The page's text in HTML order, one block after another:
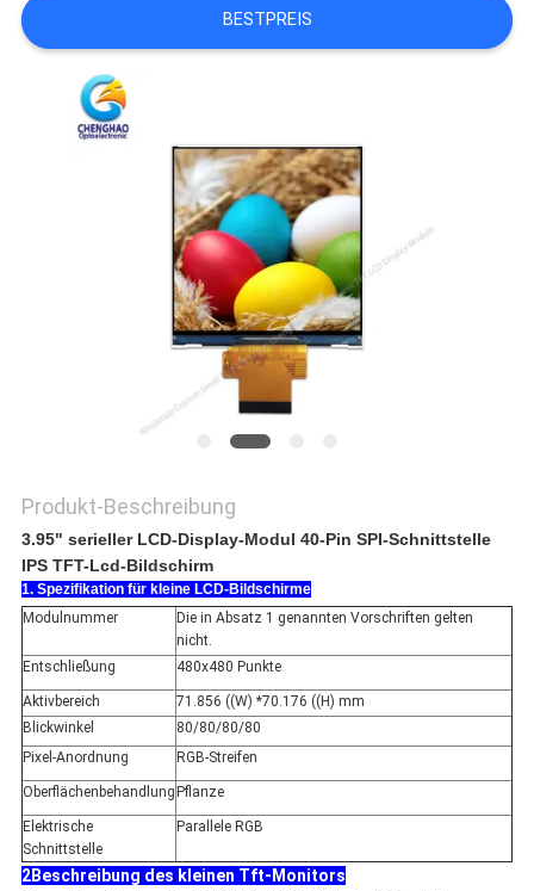
POLICY
BESTPREIS
Produkt-Beschreibung
3.95" serieller LCD-Display-Modul 40-Pin SPI-Schnittstelle
IPS TFT-Lcd-Bildschirm
1. Spezifikation für kleine LCD-Bildschirme
Modulnummer
Die in Absatz 1 genannten Vorschriften gelten
nicht.
Entschließung
480x480 Punkte
Aktivbereich
71.856 ((W) *70.176 ((H) mm
Blickwinkel
80/80/80/80
Pixel-Anordnung
RGB-Streifen
Oberflächenbehandlung Pflanze
Elektrische
Schnittstelle
Parallele RGB
2Beschreibung des kleinen Tft-Monitors